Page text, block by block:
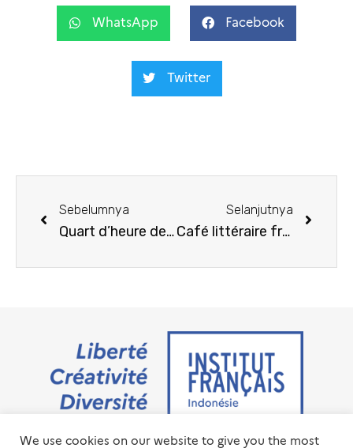
WhatsApp Facebook
Twitter
Sebelumnya
Quart d’heure de lecture – mars 2025
Selanjutnya
Café littéraire francophone
Jalan M.H. Thamrin No. 20 Jakarta Pusat 10350
We use cookies on our website to give you the most